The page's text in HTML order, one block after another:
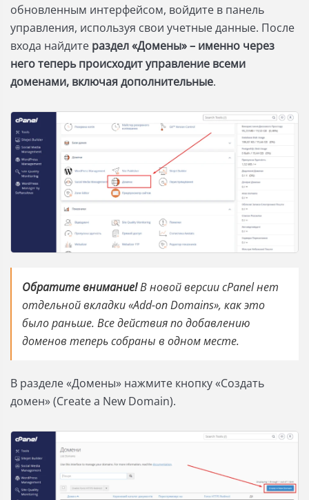
обновленным интерфейсом, войдите в панель
управления, используя свои учетные данные. После
входа найдите раздел «Домены» – именно через
него теперь происходит управление всеми
доменами, включая дополнительные.
Обратите внимание!В новой версии cPanel нет
отдельной вкладки «Add-on Domains», как это
было раньше. Все действия по добавлению
доменов теперь собраны в одном месте.
В разделе «Домены» нажмите кнопку «Создать
домен» (Create a New Domain).